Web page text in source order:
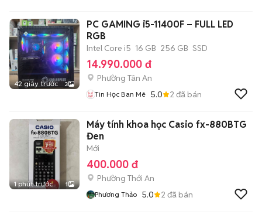
42 giây trước 3
PC GAMING i5-11400F – FULL LED
RGB
Intel Core i5 16 GB 256 GB SSD
14.990.000 đ
Phường Tân An
Tin Học Ban Mê 5.0 2 đã bán
1 phút trước 1
Máy tính khoa học Casio fx-880BTG
Đen
Mới
400.000 đ
Phường Thới An
Phương Thảo 5.0 2 đã bán